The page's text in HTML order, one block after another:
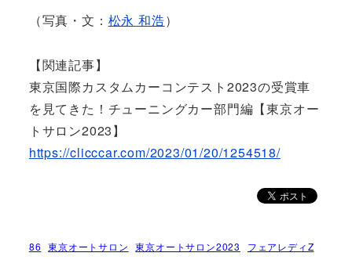
（写真・文： 松永 和浩）
【関連記事】
東京国際カスタムカーコンテスト2023の受賞車
を見てきた！チューニングカー部門編【東京オー
トサロン2023】
https://clicccar.com/2023/01/20/1254518/
86 東京オートサロン 東京オートサロン2023 フェアレディZ